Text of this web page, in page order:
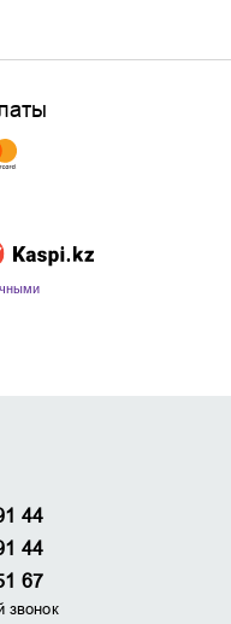
44
44
67
звонок